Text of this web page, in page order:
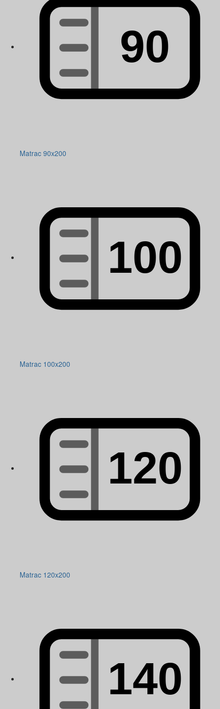
Matrac 90x200
Matrac 100x200
Matrac 120x200